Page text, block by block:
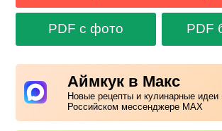
PDF с фото PDF
Аймкук в Макс
Новые рецепты и кулинарные
Российском мессенджере MAX